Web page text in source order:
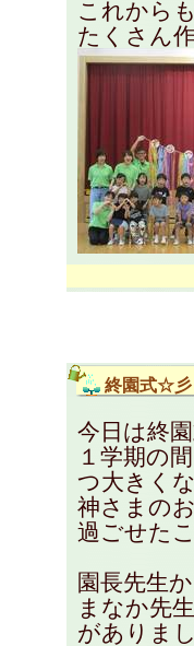
これから
たくさん
終園式☆彡
今日は終
１学期の
つ大きく
神さまの
過ごせた
園長先生
まなか先
がありま